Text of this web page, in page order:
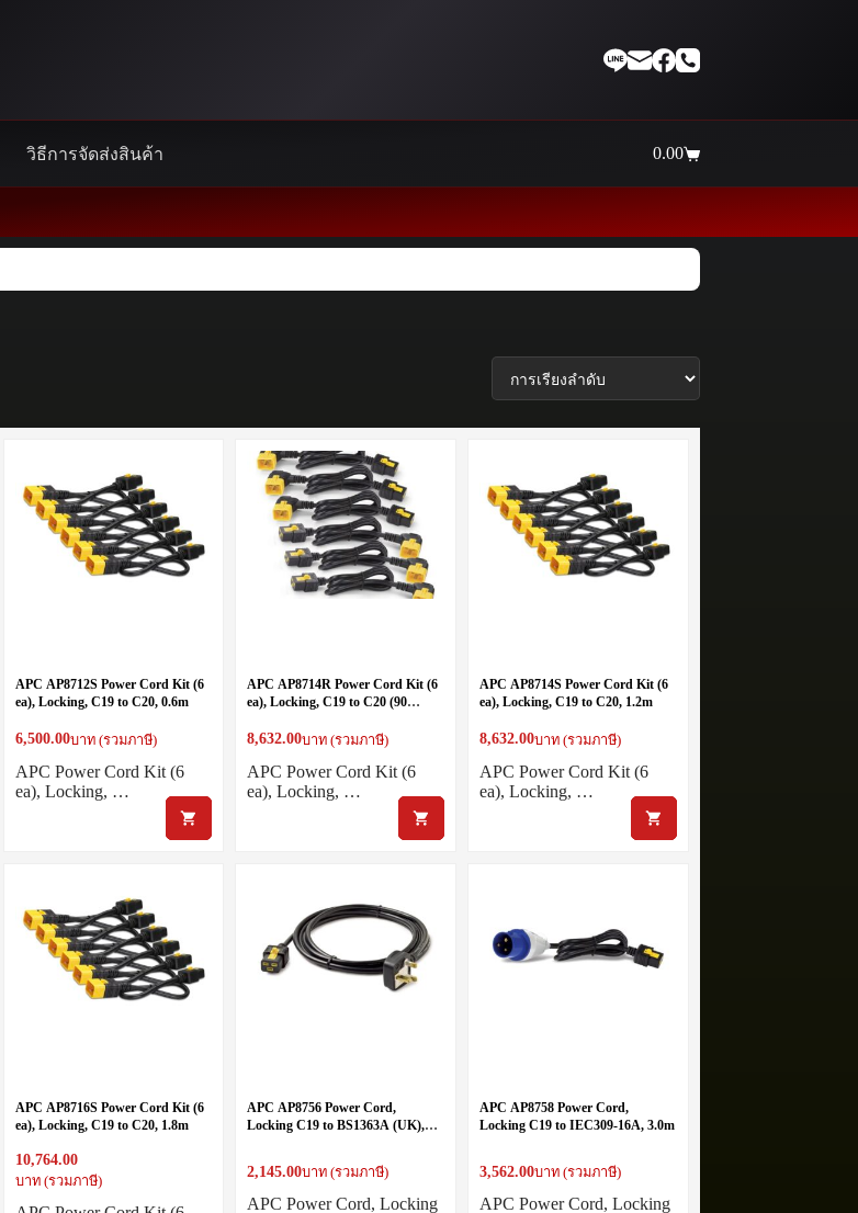
วิธีการจัดส่งสินค้า
Shopping
0.00
APC AP8712S Power Cord Kit (6
ea), Locking, C19 to C20, 0.6m
6,500.00บาท (รวมภาษี)
APC Power Cord Kit (6
ea), Locking, …
APC AP8714R Power Cord Kit (6
ea), Locking, C19 to C20 (90
8,632.00บาท (รวมภาษี)
APC Power Cord Kit (6
ea), Locking, …
APC AP8714S Power Cord Kit (6
ea), Locking, C19 to C20, 1.2m
8,632.00บาท (รวมภาษี)
APC Power Cord Kit (6
ea), Locking, …
APC AP8716S Power Cord Kit (6
ea), Locking, C19 to C20, 1.8m
10,764.00
บาท (รวมภาษี)
APC AP8756 Power Cord,
Locking C19 to BS1363A (UK),
2,145.00บาท (รวมภาษี)
APC Power Cord, Locking
APC AP8758 Power Cord,
Locking C19 to IEC309-16A, 3.0m
3,562.00บาท (รวมภาษี)
APC Power Cord, Locking